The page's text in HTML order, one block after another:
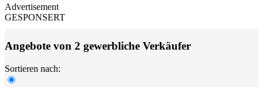
Advertisement
GESPONSERT
Angebote von 2 gewerbliche Verkäufer
Sortieren nach: